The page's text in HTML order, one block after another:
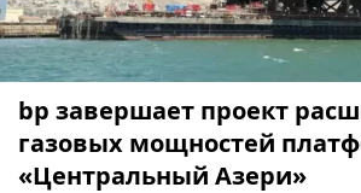
bp завершает проект
газовых мощностей
«Центральный Азери»